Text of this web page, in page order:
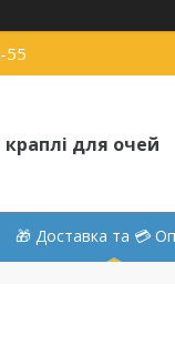
55
краплі для очей
🎁 Доставка та 💳